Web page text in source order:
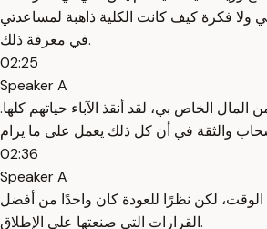
ولا فكرة كيف كانت الكلية ذاهبة لمساعدتي
في معرفة ذلك.
02:25
Speaker A
الخاص بي، لقد أنقذ الآباء حياتهم كلها.
02:36
Speaker A
لكن نظرًا للعودة كان واحدًا من أفضل
القرارات التي صنعتها على الإطلاق.